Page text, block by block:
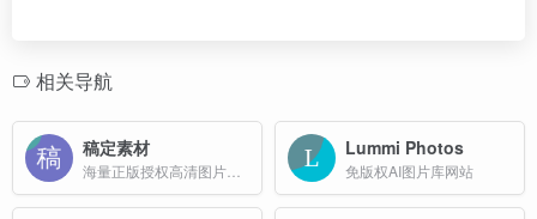
相关导航
稿定素材 Lummi Photos
免版权AI图片库网站